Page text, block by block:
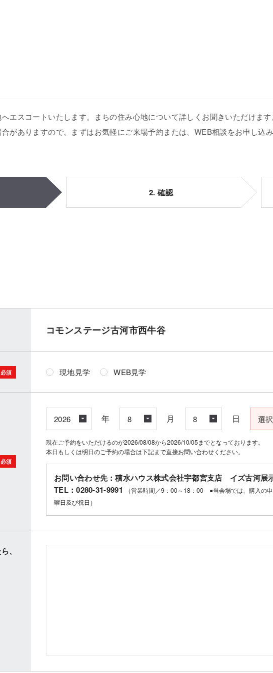
エスコートいたします。まちの住み心地について詳しくお聞きいただけま
がありますので、まずはお気軽にご来場予約または、WEB相談をお申し込
2. 確認
コモンステージ古河市西牛谷
現地見学 WEB見学
年 月 日
現在ご予約をいただけるのが2026/08/08から2026/10/05までとなっております。
本日もしくは明日のご予約の場合は下記まで直接お問い合わせください。
お問い合わせ先：積水ハウス株式会社宇都宮支店 イズ古河展
TEL：0280-31-9991
（営業時間／9：00～18：00 ●当会場では、購入の
曜日及び祝日）
、